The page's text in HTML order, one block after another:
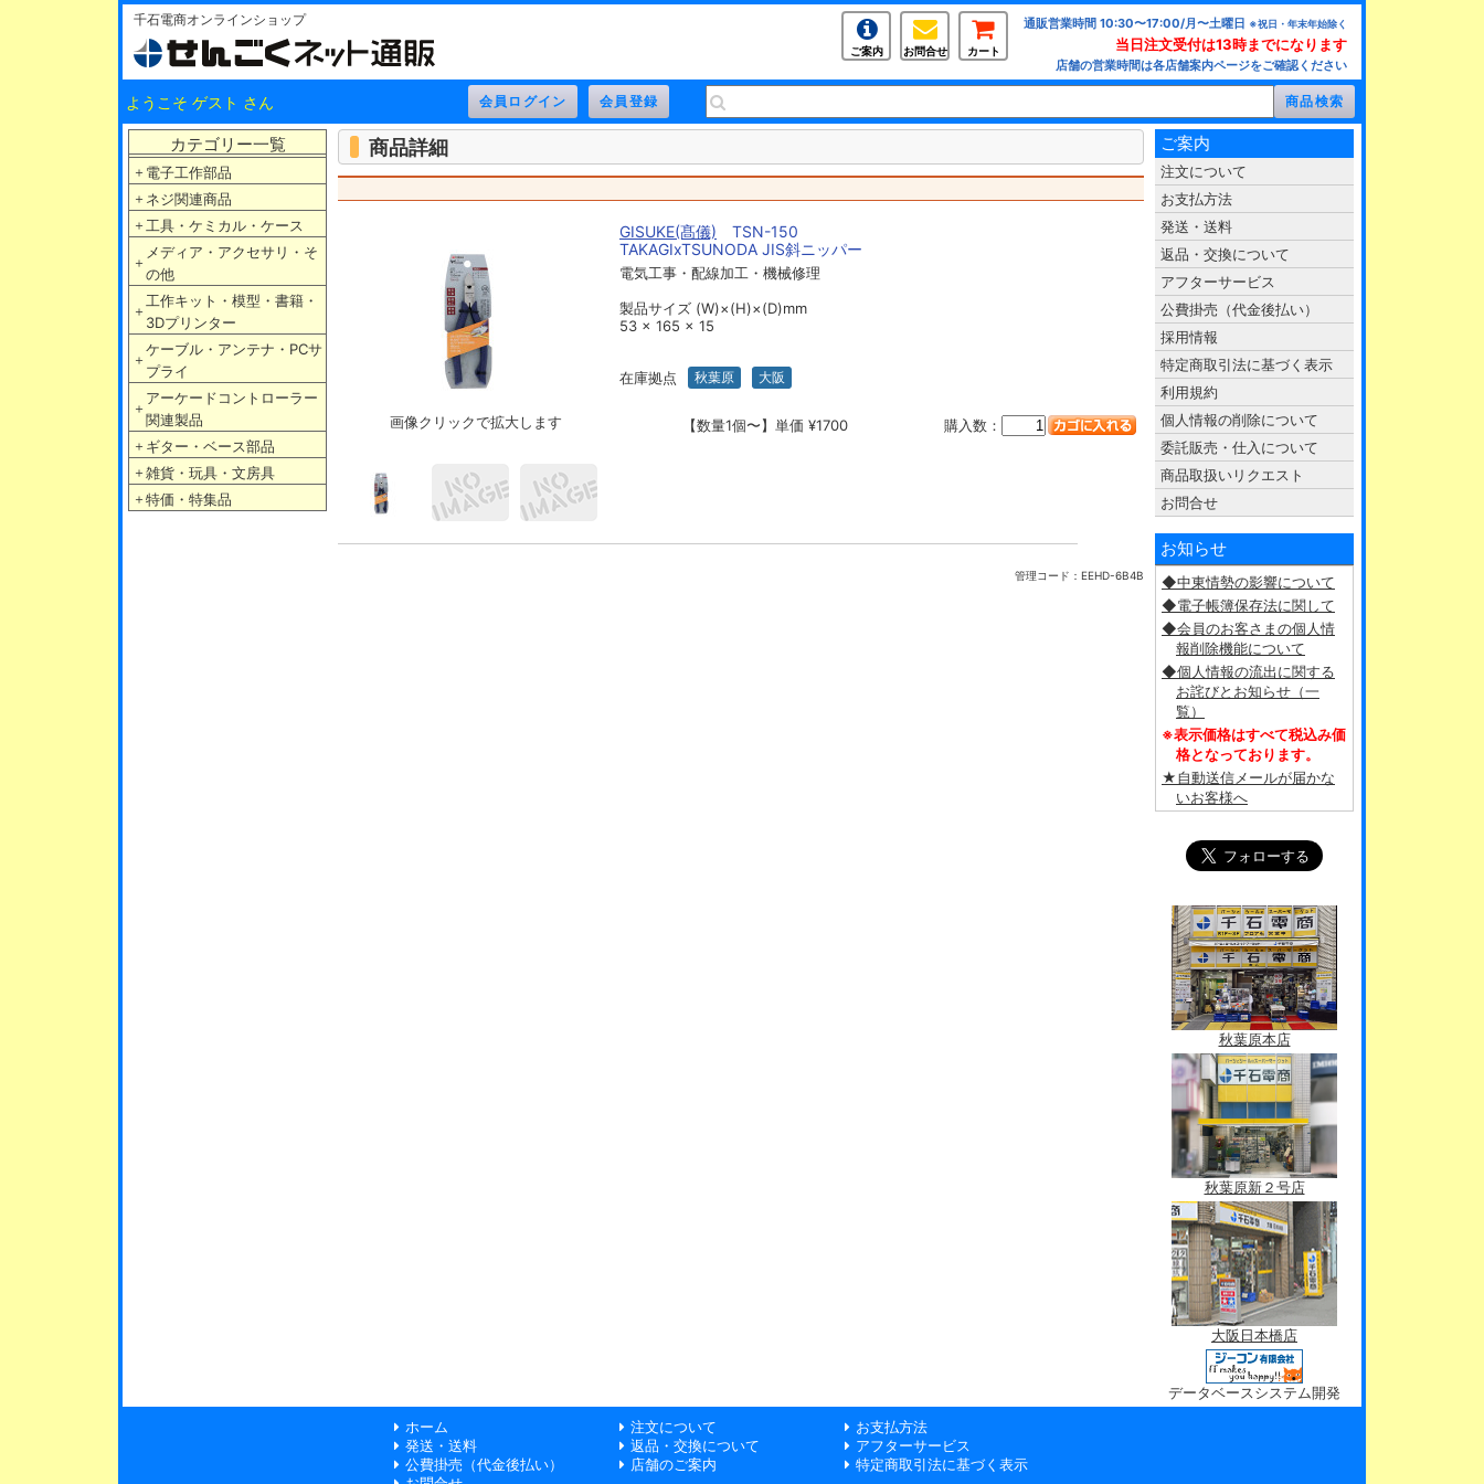
千石電商オンラインショップ
ご案内 お問合せ カート
通販営業時間 10:30〜17:00/月〜土曜日 ※祝日・年末年始除く
当日注文受付は13時までになります
店舗の営業時間は各店舗案内ページをご確認ください
ようこそ ゲスト さん
カテゴリー一覧
＋ 電子工作部品
＋ ネジ関連商品
＋ 工具・ケミカル・ケース
＋
メディア・アクセサリ・そ
の他
＋
工作キット・模型・書籍・
3Dプリンター
＋
ケーブル・アンテナ・PCサ
プライ
＋
アーケードコントローラー
関連製品
＋ ギター・ベース部品
＋ 雑貨・玩具・文房具
＋ 特価・特集品
商品詳細
画像クリックで拡大します
GISUKE(髙儀) TSN-150
TAKAGIxTSUNODA JIS斜ニッパー
電気工事・配線加工・機械修理
製品サイズ (W)×(H)×(D)mm
53 × 165 × 15
在庫拠点 秋葉原 大阪
【数量1個〜】単価 ¥1700 購入数：
管理コード： EEHD-6B4B
ご案内
注文について
お支払方法
発送・送料
返品・交換について
アフターサービス
公費掛売（代金後払い）
採用情報
特定商取引法に基づく表示
利用規約
個人情報の削除について
委託販売・仕入について
商品取扱いリクエスト
お問合せ
お知らせ
◆中東情勢の影響について
◆電子帳簿保存法に関して
◆会員のお客さまの個人情
報削除機能について
◆個人情報の流出に関する
お詫びとお知らせ（一
覧）
※表示価格はすべて税込み価
格となっております。
★自動送信メールが届かな
いお客様へ
秋葉原本店
秋葉原新２号店
大阪日本橋店
データベースシステム開発
ホーム
注文について
お支払方法
発送・送料
返品・交換について
アフターサービス
公費掛売（代金後払い）
店舗のご案内
特定商取引法に基づく表示